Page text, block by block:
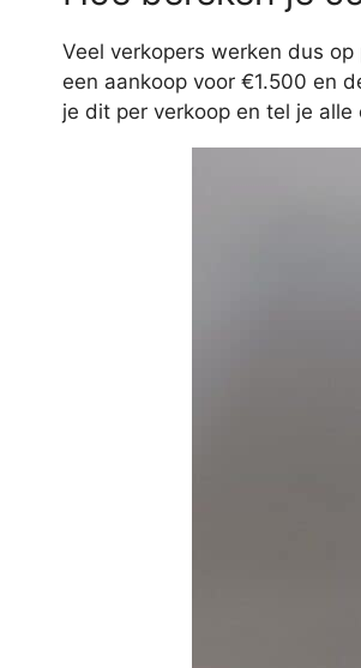
Veel verkopers werken dus
een aankoop voor €1.500 en
je dit per verkoop en tel je